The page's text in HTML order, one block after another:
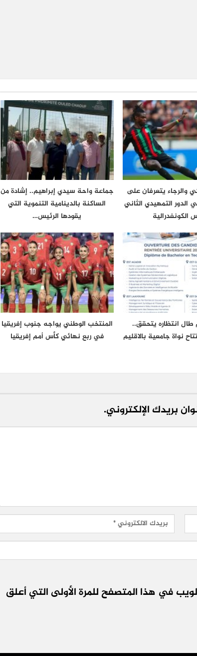
والرجاء يتعرفان على
الدور التمهيدي الثاني
الكونفدرالية
جماعة واحة سيدي إبراهيم.. إشادة من
الساكنة بالدينامية التنموية التي
يقودها الرئيس…
انتظاره يتحقق..
نواة جامعية بالاقليم
المنتخب الوطني يواجه جنوب إفريقيا
في ربع نهائي كأس أمم إفريقيا
بريدك الإلكتروني.
في هذا المتصفح للمرة الأولى التي أعلق